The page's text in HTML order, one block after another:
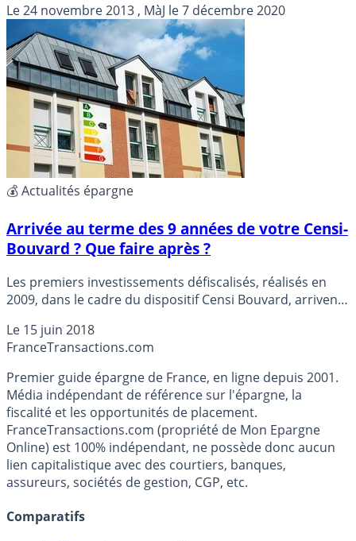
éligibles aux dispositifs de défiscalisation Censi Bouvard
ou LMNP.
Le24 novembre 2013, MàJ le7 décembre 2020
💰 Actualités épargne
Arrivée au terme des 9 années de votre Censi-
Bouvard ? Que faire après ?
Les premiers investissements défiscalisés, réalisés en
2009, dans le cadre du dispositif Censi Bouvard, arrivent
d’incitation fiscale à l’investissement dans l’immobilier
locatif, la sempiternelle question se pose : que dois-je
faire maintenant de mon bien immobilier ? 12.000
anciens Censi-Bouvard arriveront sur le marché en 2019.
Plusieurs options possibles.
Le 15 juin 2018
FranceTransactions.com
Premier guide épargne de France, en ligne depuis 2001.
Média indépendant de référence sur l'épargne, la
fiscalité et les opportunités de placement.
FranceTransactions.com (propriété de Mon Epargne
Online) est 100% indépendant, ne possède donc aucun
lien capitalistique avec des courtiers, banques,
assureurs, sociétés de gestion, CGP, etc.
Comparatifs